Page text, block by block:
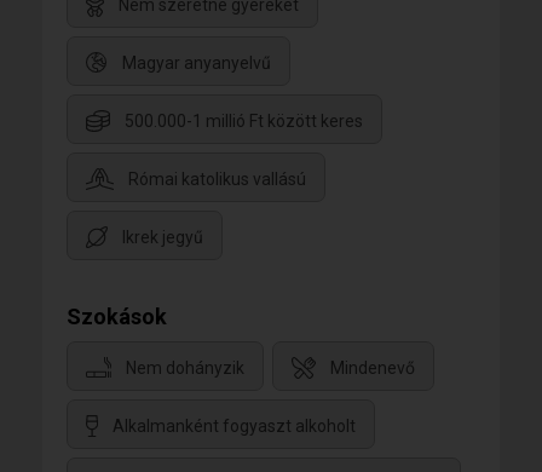
Nem szeretne gyereket
Magyar anyanyelvű
500.000-1 millió Ft között keres
Római katolikus vallású
Ikrek jegyű
Szokások
Nem dohányzik Mindenevő
Alkalmanként fogyaszt alkoholt